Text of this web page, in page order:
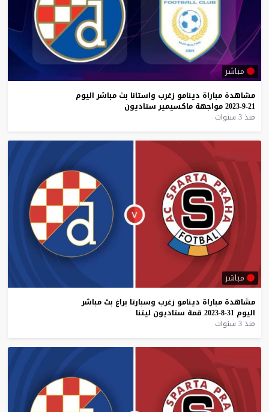
مباشر
مشاهدة مباراة دينامو زغرب واستانا بث مباشر اليوم
21-9-2023
مواجهة ماكسيمير ستاديون
منذ 3 سنوات
مباشر
مشاهدة مباراة دينامو زغرب وسبارتا براغ بث مباشر
اليوم 31-8-2023 قمة ستاديون ليتنا
منذ 3 سنوات